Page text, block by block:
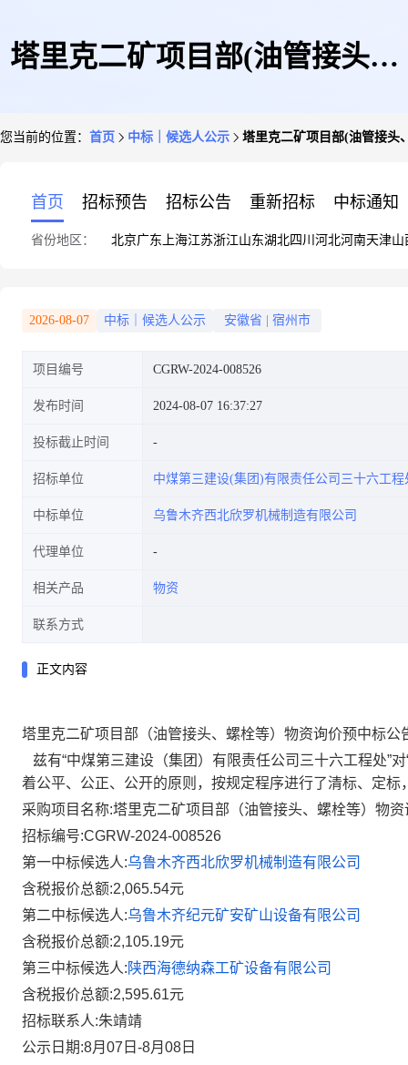
塔里克二矿项目部(油管接头、
您当前的位置： 首页 中标｜候选人公示 塔里克二矿项目部(油管接头
首页 招标预告 招标公告 重新招标 中标通知
省份地区： 北京广东 上海江苏浙江山东湖北四川 河北河南天津山
2026-08-07 中标｜候选人公示 安徽省 宿州市
项目编号 CGRW-2024-008526
发布时间 2024-08-07 16:37:27
投标截止时间
招标单位 中煤第三建设(集团)有限责任公司三十六工程
中标单位 乌鲁木齐西北欣罗机械制造有限公司
代理单位
相关产品 物资
联系方式
正文内容
塔里克二矿项目部（油管接头、螺栓等）物资询价预中标公
兹有“中煤第三建设（集团）有限责任公司三十六工程处”
着公平、公正、公开的原则，按规定程序进行了清标、定
采购项目名称:塔里克二矿项目部（油管接头、螺栓等）物
招标编号:CGRW-2024-008526
第一中标候选人:乌鲁木齐西北欣罗机械制造有限公司
含税报价总额:2,065.54元
第二中标候选人:乌鲁木齐纪元矿安矿山设备有限公司
含税报价总额:2,105.19元
第三中标候选人:陕西海德纳森工矿设备有限公司
含税报价总额:2,595.61元
招标联系人:朱靖靖
公示日期:8月 07 日 -8月 08 日